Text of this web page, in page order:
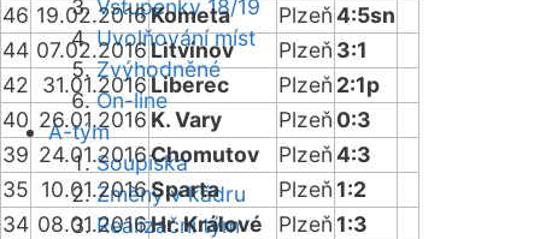
Vstupenky 18/19
Uvolňování míst
Zvýhodněné
On-line
A-tým
Soupiska
Změny v kádru
Realizační tým
46 19.02.2016Kometa Plzeň4:5sn
44 07.02.2016Litvínov Plzeň 3:1
42
31.01.2016Liberec Plzeň 2:1p
40 26.01.2016 K. Vary Plzeň 0:3
39 24.01.2016Chomutov Plzeň4:3
35 10.01.2016Sparta Plzeň 1:2
34 08.01.2016Hr. Králové Plzeň 1:3